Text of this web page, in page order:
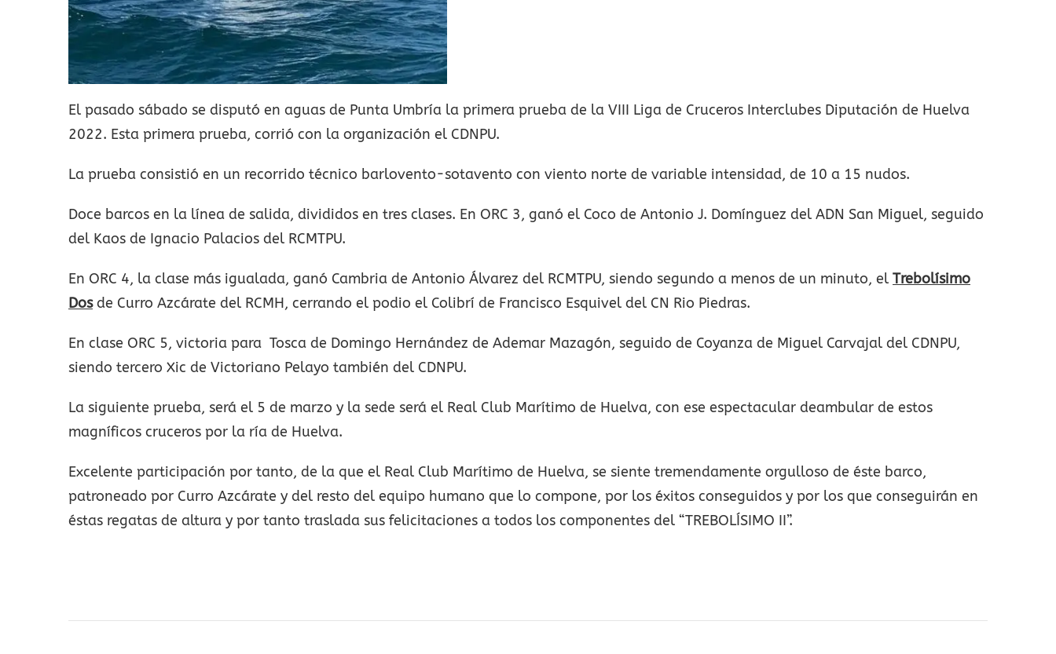
El pasado sábado se disputó en aguas de Punta Umbría la primera prueba de la VIII Liga de Cruceros Interclubes Diputación de Huelva
2022. Esta primera prueba, corrió con la organización el CDNPU.
La prueba consistió en un recorrido técnico barlovento-sotavento con viento norte de variable intensidad, de 10 a 15 nudos.
Doce barcos en la línea de salida, divididos en tres clases. En ORC 3, ganó el Coco de Antonio J. Domínguez del ADN San Miguel, seguido
del Kaos de Ignacio Palacios del RCMTPU.
En ORC 4, la clase más igualada, ganó Cambria de Antonio Álvarez del RCMTPU, siendo segundo a menos de un minuto, el Trebolísimo
Dosde Curro Azcárate del RCMH, cerrando el podio el Colibrí de Francisco Esquivel del CN Rio Piedras.
En clase ORC 5, victoria para Tosca de Domingo Hernández de Ademar Mazagón, seguido de Coyanza de Miguel Carvajal del CDNPU,
siendo tercero Xic de Victoriano Pelayo también del CDNPU.
La siguiente prueba, será el 5 de marzo y la sede será el Real Club Marítimo de Huelva, con ese espectacular deambular de estos
magníficos cruceros por la ría de Huelva.
Excelente participación por tanto, de la que el Real Club Marítimo de Huelva, se siente tremendamente orgulloso de éste barco,
patroneado por Curro Azcárate y del resto del equipo humano que lo compone, por los éxitos conseguidos y por los que conseguirán en
éstas regatas de altura y por tanto traslada sus felicitaciones a todos los componentes del “TREBOLÍSIMO II”.